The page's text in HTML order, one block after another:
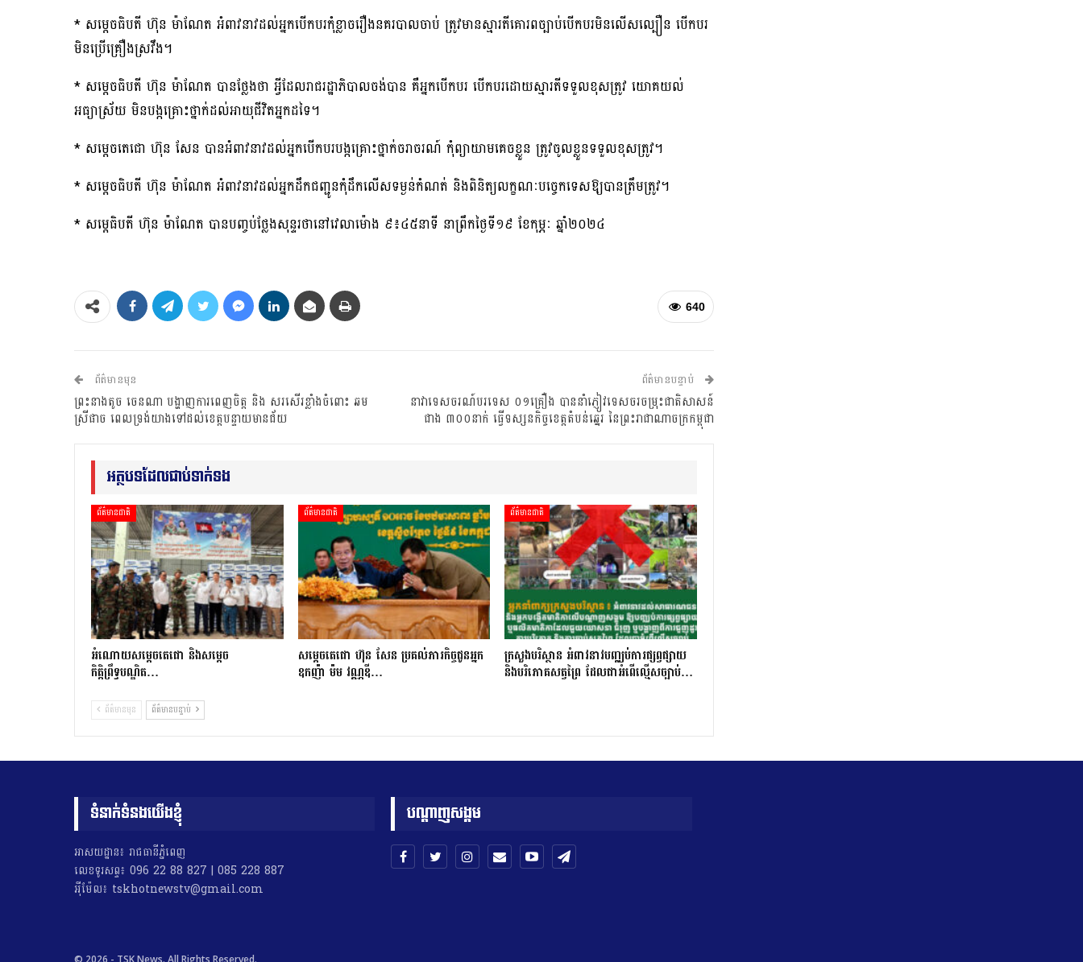
* សម្តេចធិបតី ហ៊ុន ម៉ាណែត អំពាវនាវដល់អ្នកបើកបរកុំខ្លាចរឿងនគរបាលចាប់ ត្រូវមានស្មារតីគោរពច្បាប់បើកបរមិនលើសល្បឿន បើកបរ
មិនប្រើគ្រឿងស្រវឹង។
* សម្តេចធិបតី ហ៊ុន ម៉ាណែត បានថ្លែងថា អ្វីដែលរាជរដ្ឋាភិបាលចង់បាន គឺអ្នកបើកបរ បើកបរដោយស្មារតីទទួលខុសត្រូវ យោគយល់
អធ្យាស្រ័យ មិនបង្កគ្រោះថ្នាក់ដល់អាយុជីវិតអ្នកដទៃ។
* សម្តេចតេជោ ហ៊ុន សែន បានអំពាវនាវដល់អ្នកបើកបរបង្កគ្រោះថ្នាក់ចរាចរណ៍ កុំព្យាយាមគេចខ្លួន ត្រូវចូលខ្លួនទទួលខុសត្រូវ។
* សម្តេចធិបតី ហ៊ុន ម៉ាណែត អំពាវនាវដល់អ្នកដឹកជញ្ជូនកុំដឹកលើសទម្ងន់កំណត់ និងពិនិត្យលក្ខណៈបច្ចេកទេសឱ្យបានត្រឹមត្រូវ។
* សម្តេធិបតី ហ៊ុន ម៉ាណែត បានបញ្ចប់ថ្លែងសុន្ទរថានៅវេលាម៉ោង ៩៖៤៥នាទី នាព្រឹកថ្ងៃទី១៩ ខែកុម្ភៈ ឆ្នាំ២០២៤
640
ព័ត៌មានមុន
ព្រះនាងតូច ចេនណា បង្ហាញការពេញចិត្ត និង សរសើរខ្លាំងចំពោះ ឆម
ស្រីផាច ពេលទ្រង់យាងទៅដល់ខេត្តបន្ទាយមានជ័យ
ព័ត៌មានបន្ទាប់
នាវាទេសចរណ៍បរទេស ០១គ្រឿង បាននាំភ្ញៀវទេសចរចម្រុះជាតិសាសន៍
ជាង ៣០០នាក់ ធ្វើទស្សនកិច្ចខេត្តតំបន់ឆ្នេរ នៃព្រះរាជាណាចក្រកម្ពុជា
អត្ថបទដែលជាប់ទាក់ទង
ព័ត៌មានជាតិ
អំណោយសម្តេចតេជោ និងសម្តេច
កិត្តិព្រឹទ្ធបណ្ឌិត…
ព័ត៌មានជាតិ
សម្តេចតេជោ ហ៊ុន សែន ប្រគល់ភារកិច្ចជូនអ្នក
ឧកញ៉ា ម៉ម វណ្ណឌី…
ព័ត៌មានជាតិ
ក្រសួងបរិស្ថាន អំពាវនាវបញ្ឈប់ការផ្សព្វផ្សាយ
និងបរិភោគសត្វព្រៃ ដែលជាអំពើល្មើសច្បាប់…
ព័ត៌មានមុន ព័ត៌មានបន្ទាប់
ទំនាក់ទំនងយើងខ្ញុំ
អាសយដ្ឋាន៖ រាជធានីភ្នំពេញ
លេខទូរសព្ទ៖ 096 22 88 827 | 085 228 887
អុីម៉ែល៖ tskhotnewstv@gmail.com
បណ្តាញសង្គម
© 2026 - TSK News. All Rights Reserved.